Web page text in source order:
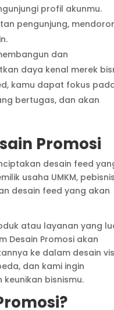
profil akunmu.
pengunjung,
dan
daya kenal merek
kamu dapat fokus
bertugas, dan akan
Promosi
desain feed
usaha UMKM,
desain feed yang akan
atau layanan yang
Desain Promosi akan
ke dalam desain
dan kami ingin
bisnismu.